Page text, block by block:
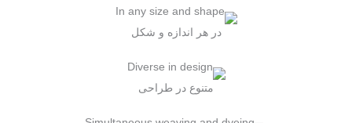
در هر اندازه و شکل
متنوع در طراحی